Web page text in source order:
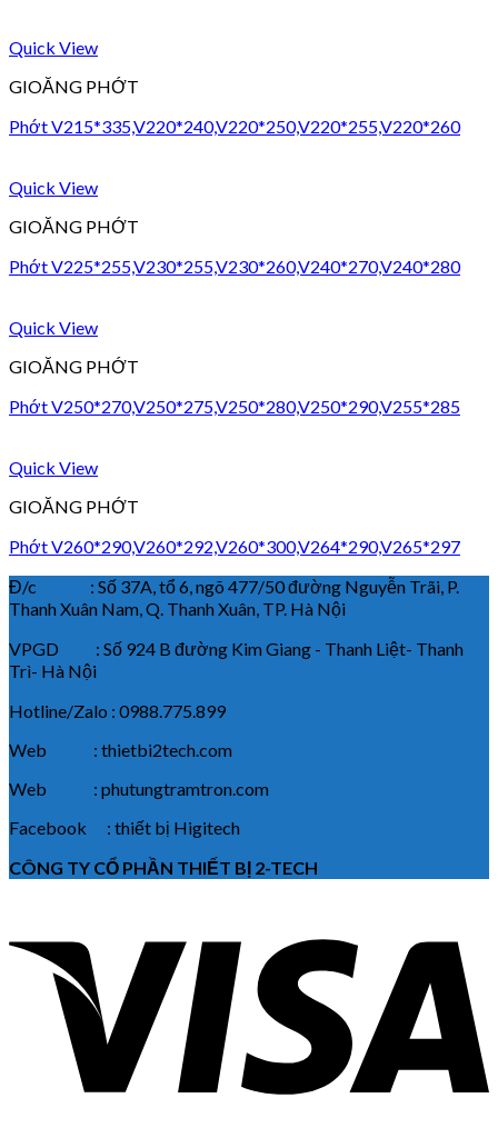
Quick View
GIOĂNG PHỚT
Phớt V215*335,V220*240,V220*250,V220*255,V220*260
Quick View
GIOĂNG PHỚT
Phớt V225*255,V230*255,V230*260,V240*270,V240*280
Quick View
GIOĂNG PHỚT
Phớt V250*270,V250*275,V250*280,V250*290,V255*285
Quick View
GIOĂNG PHỚT
Phớt V260*290,V260*292,V260*300,V264*290,V265*297
Đ/c : Số 37A, tổ 6, ngõ 477/50 đường Nguyễn Trãi, P.
Thanh Xuân Nam, Q. Thanh Xuân, TP. Hà Nội
VPGD : Số 924 B đường Kim Giang - Thanh Liệt- Thanh
Trì- Hà Nội
Hotline/Zalo : 0988.775.899
Web : thietbi2tech.com
Web : phutungtramtron.com
Facebook : thiết bị Higitech
CÔNG TY CỔ PHẦN THIẾT BỊ 2-TECH